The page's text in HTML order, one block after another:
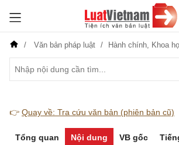
Văn bản pháp luật Hành chính, Khoa
👉 Quay về: Tra cứu văn bản (phiên bản cũ)
Tổng quan Nội dung VB gốc